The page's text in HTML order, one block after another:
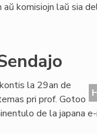
komisiojn laŭ sia
la 29an de
pri prof. Gotoo
de la japana